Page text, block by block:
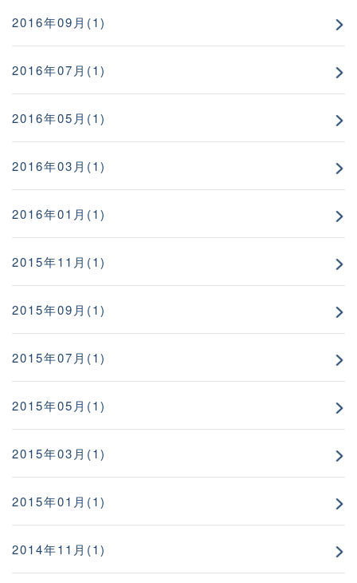
2016年09月(1)
2016年07月(1)
2016年05月(1)
2016年03月(1)
2016年01月(1)
2015年11月(1)
2015年09月(1)
2015年07月(1)
2015年05月(1)
2015年03月(1)
2015年01月(1)
2014年11月(1)